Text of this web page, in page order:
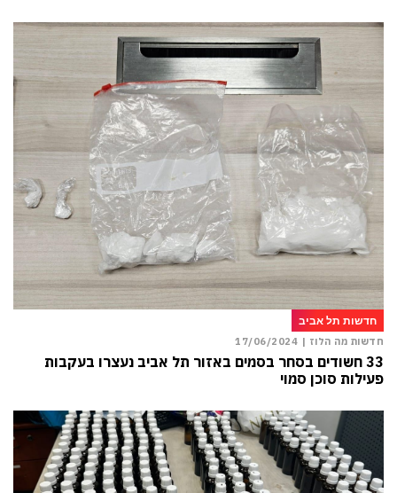
חדשות תל אביב
חדשות מה הלוז | 17/06/2024
33 חשודים בסחר בסמים באזור תל אביב נעצרו בעקבות
פעילות סוכן סמוי